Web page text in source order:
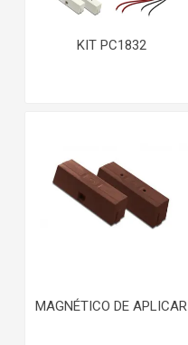
KIT PC1832
MAGNÉTICO DE APLICAR